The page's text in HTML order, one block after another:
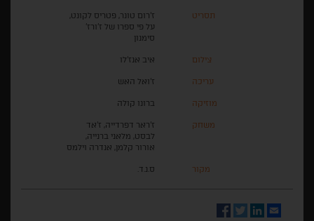
תסריט
ז'רום טונר, פטריס לקונט,
על פי ספרו של ז'ורז'
סימנון
צילום איב אנז'לו
עריכה ז'ואל האש
מוזיקה ברונו קולה
משחק
ז'ראר דפרדייה, ז'אד
לבסט, מלאני ברנייה,
אורור קלמן, אנדרה וילמס
מקור ס.נ.ד.
Email
LinkedIn
Twitter
Facebook